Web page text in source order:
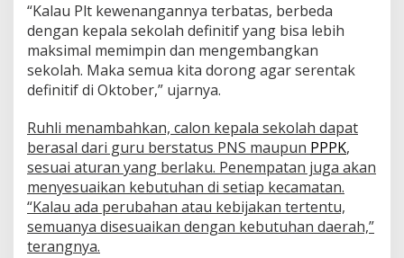
k
p
o
r
a
k
t
o
b
e
r
N
“Kalau Plt kewenangannya terbatas, berbeda
dengan kepala sekolah definitif yang bisa lebih
maksimal memimpin dan mengembangkan
sekolah. Maka semua kita dorong agar serentak
definitif di Oktober,” ujarnya.
Ruhli menambahkan, calon kepala sekolah dapat
berasal dari guru berstatus PNS maupun PPPK,
sesuai aturan yang berlaku. Penempatan juga akan
menyesuaikan kebutuhan di setiap kecamatan.
“Kalau ada perubahan atau kebijakan tertentu,
semuanya disesuaikan dengan kebutuhan daerah,”
terangnya.